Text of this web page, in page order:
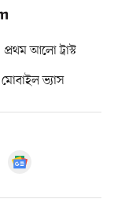
প্রথম আলো ট্রাস্ট
মোবাইল ভ্যাস